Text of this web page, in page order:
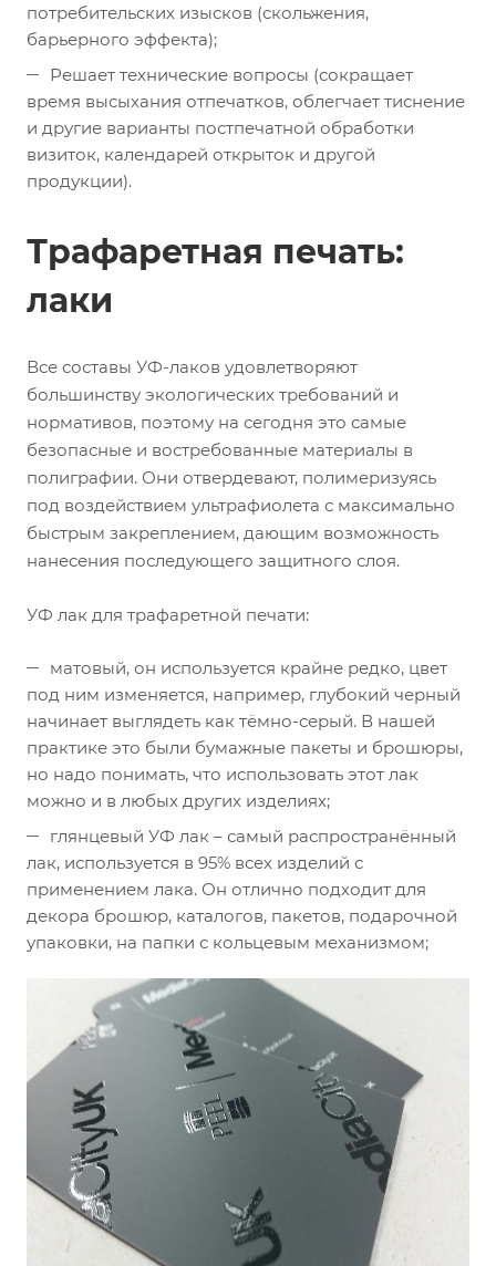
потребительских изысков (скольжения,
барьерного эффекта);
Решает технические вопросы (сокращает
время высыхания отпечатков, облегчает тиснение
и другие варианты постпечатной обработки
визиток, календарей открыток и другой
продукции).
Трафаретная печать:
лаки
Все составы УФ-лаков удовлетворяют
большинству экологических требований и
нормативов, поэтому на сегодня это самые
безопасные и востребованные материалы в
полиграфии. Они отвердевают, полимеризуясь
под воздействием ультрафиолета с максимально
быстрым закреплением, дающим возможность
нанесения последующего защитного слоя.
УФ лак для трафаретной печати:
матовый, он используется крайне редко, цвет
под ним изменяется, например, глубокий черный
начинает выглядеть как тёмно-серый. В нашей
практике это были бумажные пакеты и брошюры,
но надо понимать, что использовать этот лак
можно и в любых других изделиях;
глянцевый УФ лак – самый распространённый
лак, используется в 95% всех изделий с
применением лака. Он отлично подходит для
декора брошюр, каталогов, пакетов, подарочной
упаковки, на папки с кольцевым механизмом;